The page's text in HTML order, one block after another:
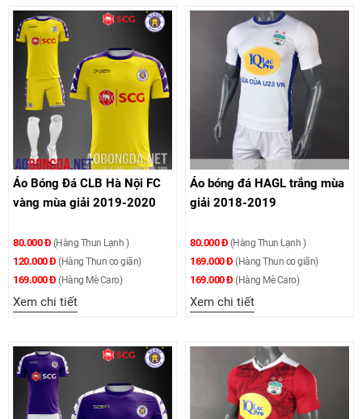
Áo Bóng Đá CLB Hà Nội FC
vàng mùa giải 2019-2020
80.000 Đ (Hàng Thun Lạnh )
120.000 Đ (Hàng Thun co giãn)
169.000 Đ (Hàng Mè Caro)
Xem chi tiết
Áo bóng đá HAGL trắng mùa
giải 2018-2019
80.000 Đ (Hàng Thun Lạnh )
169.000 Đ (Hàng Thun co giãn)
169.000 Đ (Hàng Mè Caro)
Xem chi tiết